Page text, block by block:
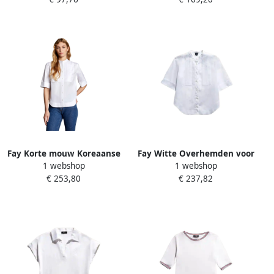
Fay Korte mouw Koreaanse
kraag overhemd White
Dames
1 webshop
€ 253,80
Fay Witte Overhemden voor
Heren White Dames
1 webshop
€ 237,82